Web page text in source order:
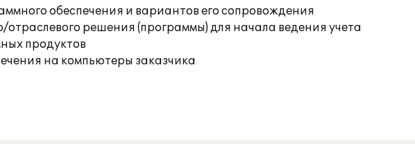
обеспечения и вариантов его сопровождения
решения (программы) для начала ведения учета
продуктов
на компьютеры заказчика